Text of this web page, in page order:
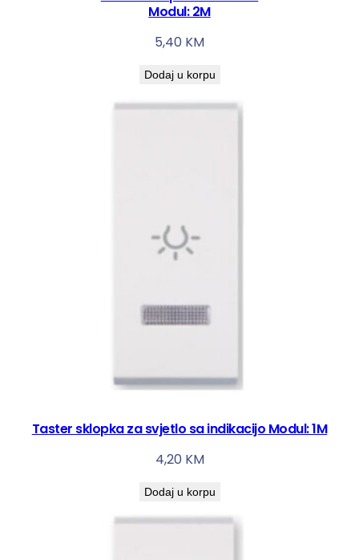
Modul: 2M
5,40 KM
Dodaj u korpu
Taster sklopka za svjetlo sa indikacijo Modul: 1M
4,20 KM
Dodaj u korpu